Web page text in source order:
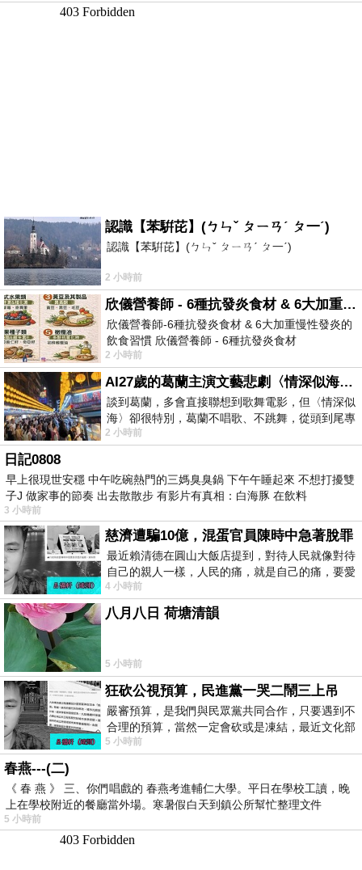
認識【苯騈芘】(ㄅㄣˇ ㄆㄧㄢˊ ㄆ一ˊ)
認識【苯騈芘】(ㄅㄣˇ ㄆㄧㄢˊ ㄆ一ˊ)
2 小時前
欣儀營養師 - 6種抗發炎食材 & 6大加重慢性發炎的飲食習慣
欣儀營養師-6種抗發炎食材 & 6大加重慢性發炎的
飲食習慣 欣儀營養師 - 6種抗發炎食材
https://www.facebook.com/photo/?fbid=147
2 小時前
AI27歲的葛蘭主演文藝悲劇〈情深似海〉 #戀上老電影 #葛蘭 #粟子
談到葛蘭，多會直接聯想到歌舞電影，但〈情深似
海〉卻很特別，葛蘭不唱歌、不跳舞，從頭到尾專
心演戲。拍攝期間，經常工作超過12個鐘
2 小時前
日記0808
早上很現世安穩 中午吃碗熱門的三媽臭臭鍋 下午午睡起來 不想打擾雙
子J 做家事的節奏 出去散散步 有影片有真相：白海豚 在飲料
3 小時前
慈濟遭騙10億，混蛋官員陳時中急著脫罪
最近賴清德在圓山大飯店提到，對待人民就像對待
自己的親人一樣，人民的痛，就是自己的痛，要愛
民如親，說的這麼好聽，實際上根本沒做
4 小時前
八月八日 荷塘清韻
5 小時前
狂砍公視預算，民進黨一哭二鬧三上吊
嚴審預算，是我們與民眾黨共同合作，只要遇到不
合理的預算，當然一定會砍或是凍結，最近文化部
要編列公視和Taiwan plus預算，在110年
5 小時前
春燕---(二)
《 春 燕 》 三、你們唱戲的 春燕考進輔仁大學。平日在學校工讀，晚
上在學校附近的餐廳當外場。寒暑假白天到鎮公所幫忙整理文件
5 小時前